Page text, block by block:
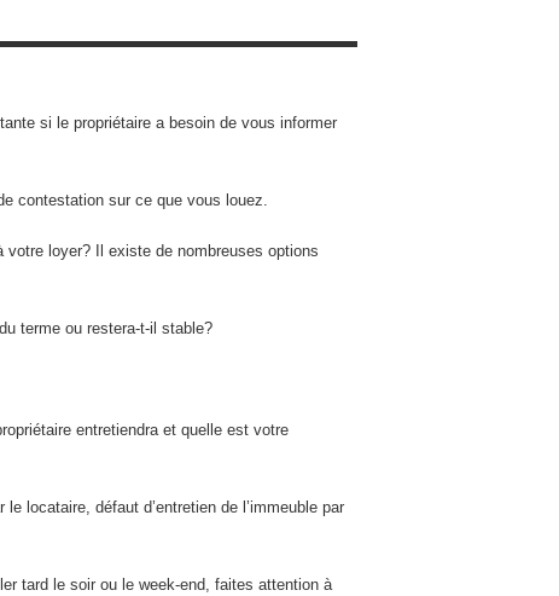
si le propriétaire a besoin de vous informer
contestation sur ce que vous louez.
loyer? Il existe de nombreuses options
terme ou restera-t-il stable?
entretiendra et quelle est votre
locataire, défaut d’entretien de l’immeuble par
tard le soir ou le week-end, faites attention à